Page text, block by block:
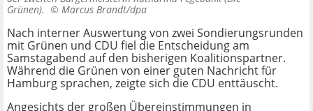
Grünen). © Marcus Brandt/dpa
Nach interner Auswertung von zwei Sondierungsrunden
mit Grünen und CDU fiel die Entscheidung am
Samstagabend auf den bisherigen Koalitionspartner.
Während die Grünen von einer guten Nachricht für
Hamburg sprachen, zeigte sich die CDU enttäuscht.
Angesichts der großen Übereinstimmungen in